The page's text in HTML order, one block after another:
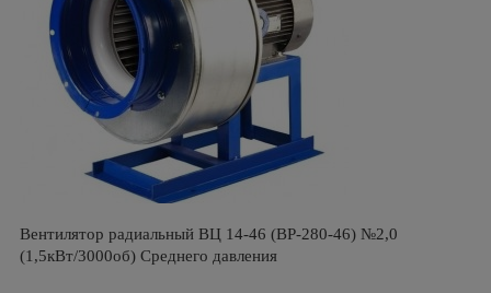
Вентилятор радиальный ВЦ 14-46 (ВР-280-46) №2,0
(1,5кВт/3000об) Среднего давления